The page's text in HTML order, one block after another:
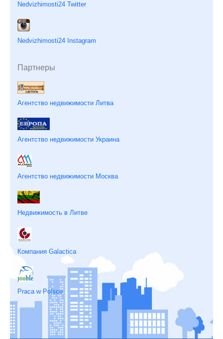
Nedvizhimosti24 Twitter
Nedvizhimosti24 Instagram
Партнеры
Агентство недвижимости Литва
Агентство недвижимости Украина
Агентство недвижимости Москва
Недвижимость в Литве
Компания Galactica
Praca w Polsce